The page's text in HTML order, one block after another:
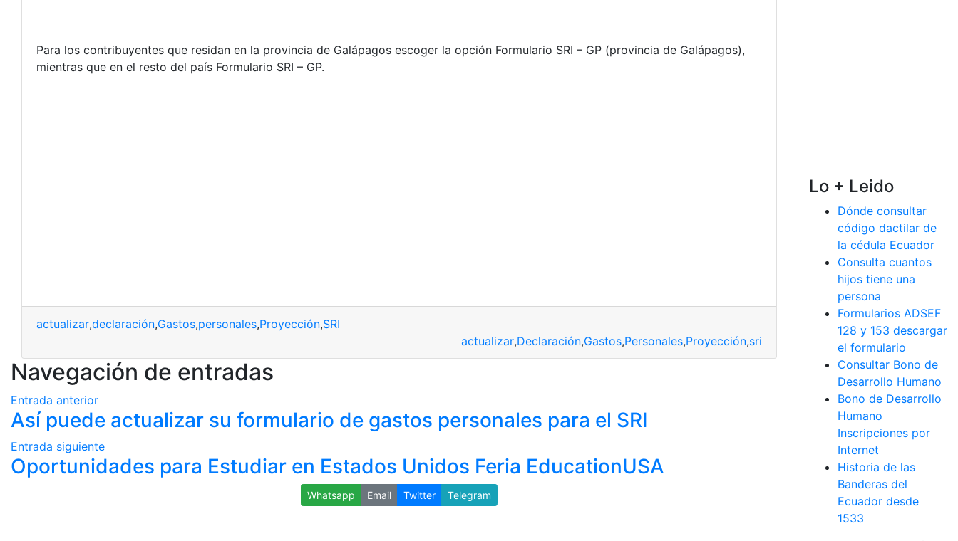
Para los contribuyentes que residan en la provincia de Galápagos escoger la opción Formulario SRI – GP (provincia de Galápagos),
mientras que en el resto del país Formulario SRI – GP.
actualizar,declaración,Gastos,personales,Proyección,SRI
actualizar,Declaración,Gastos,Personales,Proyección,sri
Navegación de entradas
Entrada anterior
Así puede actualizar su formulario de gastos personales para el SRI
Entrada siguiente
Oportunidades para Estudiar en Estados Unidos Feria EducationUSA
Whatsapp Email Twitter Telegram
Lo + Leido
Dónde consultar
código dactilar de
la cédula Ecuador
Consulta cuantos
hijos tiene una
persona
Formularios ADSEF
128 y 153 descargar
el formulario
Consultar Bono de
Desarrollo Humano
Bono de Desarrollo
Humano
Inscripciones por
Internet
Historia de las
Banderas del
Ecuador desde
1533